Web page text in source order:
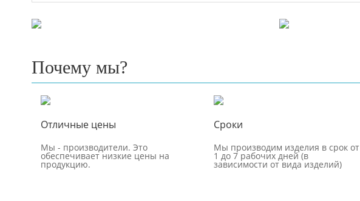
Почему мы?
Отличные цены
Мы - производители. Это
обеспечивает низкие цены на
продукцию.
Сроки
Мы производим изделия в срок от
1 до 7 рабочих дней (в
зависимости от вида изделий)